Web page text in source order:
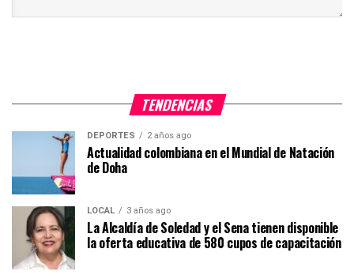
TENDENCIAS
DEPORTES 2 años ago
Actualidad colombiana en el Mundial de Natación
de Doha
LOCAL 3 años ago
La Alcaldía de Soledad y el Sena tienen disponible
la oferta educativa de 580 cupos de capacitación